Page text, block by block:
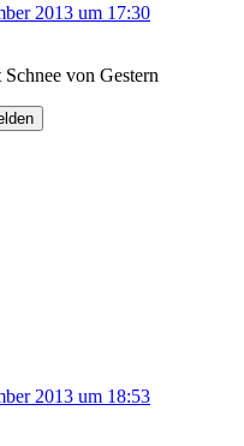
2013 um 17:30
von Gestern
2013 um 18:53